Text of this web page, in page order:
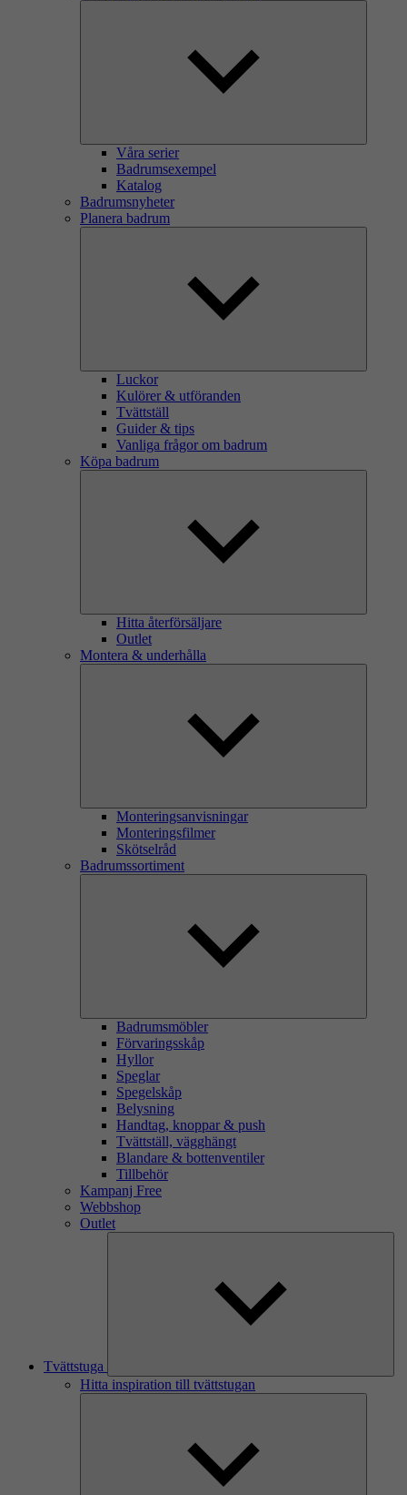
Våra serier
Badrumsexempel
Katalog
Badrumsnyheter
Planera badrum
Luckor
Kulörer & utföranden
Tvättställ
Guider & tips
Vanliga frågor om badrum
Köpa badrum
Hitta återförsäljare
Outlet
Montera & underhålla
Monteringsanvisningar
Monteringsfilmer
Skötselråd
Badrumssortiment
Badrumsmöbler
Förvaringsskåp
Hyllor
Speglar
Spegelskåp
Belysning
Handtag, knoppar & push
Tvättställ, vägghängt
Blandare & bottenventiler
Tillbehör
Kampanj Free
Webbshop
Outlet
Tvättstuga
Hitta inspiration till tvättstugan